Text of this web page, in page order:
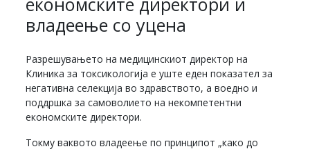
владеење со уценa
Разрешувањето на медицинскиот директор на
Клиника за токсикологија е уште еден показател за
негативна селекција во здравството, а воедно и
поддршка за самоволието на некомпетентни
економските директори.
Токму ваквото владеење по принципот „како до